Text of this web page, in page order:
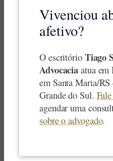
Vivenciou
afetivo?
O escritório Tiago
Advocacia atua
em Santa Maria/
Grande do Sul.
agendar uma
sobre o advogado.